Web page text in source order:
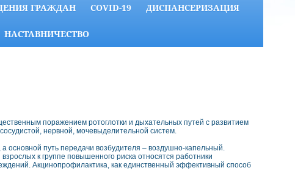
ГРАЖДАН COVID-19 ДИСПАНСЕРИЗАЦИЯ
НАСТАВНИЧЕСТВО
поражением ротоглотки и дыхательных путей с развитием
нервной, мочевыделительной систем.
основной путь передачи возбудителя – воздушно-капельный.
к группе повышенного риска относятся работники
Акцинопрофилактика, как единственный эффективный способ